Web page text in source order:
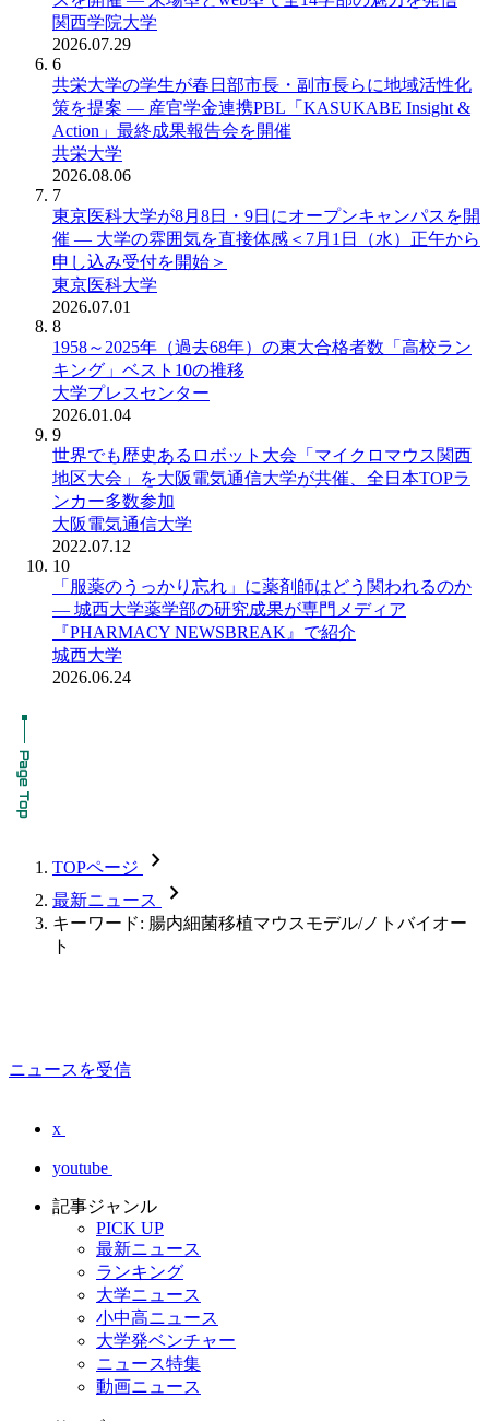
関西学院大学
2026.07.29
6
共栄大学の学生が春日部市長・副市長らに地域活性化
策を提案 ― 産官学金連携PBL「KASUKABE Insight &
Action」最終成果報告会を開催
共栄大学
2026.08.06
7
東京医科大学が8月8日・9日にオープンキャンパスを開
催 ― 大学の雰囲気を直接体感＜7月1日（水）正午から
申し込み受付を開始＞
東京医科大学
2026.07.01
8
1958～2025年（過去68年）の東大合格者数「高校ラン
キング」ベスト10の推移
大学プレスセンター
2026.01.04
9
世界でも歴史あるロボット大会「マイクロマウス関西
地区大会」を大阪電気通信大学が共催、全日本TOPラ
ンカー多数参加
大阪電気通信大学
2022.07.12
10
「服薬のうっかり忘れ」に薬剤師はどう関われるのか
― 城西大学薬学部の研究成果が専門メディア
『PHARMACY NEWSBREAK』で紹介
城西大学
2026.06.24
TOPページ chevron_forward
最新ニュース chevron_forward
キーワード: 腸内細菌移植マウスモデル/ノトバイオー
ト
ニュースを受信
x
youtube
記事ジャンル
PICK UP
最新ニュース
ランキング
大学ニュース
小中高ニュース
大学発ベンチャー
ニュース特集
動画ニュース